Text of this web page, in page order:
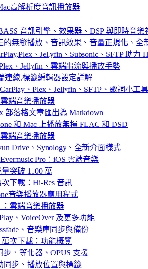
高解析度音訊播放器
音訊引擎、效果器、DSP 與即時音樂
的無縫播放、音訊效果、音量正規化、全
、Jellyfin、Subsonic、SFTP 助力
、Jellyfin、雲端串流與播放手勢
連線,標籤編輯器設定詳解
、Plex、Jellyfin、SFTP、歌詞小工具
雲端音樂播放器
部落格文章匯出為 Markdown
和 Mac 上播放無損 FLAC 和 DSD
雲端音樂播放器
Drive、Synology、全新介面樣式
Pro：iOS 雲端音樂
突破 1100 萬
次下載：Hi-Res 音訊
音樂播放器應用程式
：雲端音樂播放器
、VoiceOver 及更多功能
、音樂庫同步與備份
萬次下載：功能概覽
步、等化器、OPUS 支援
同步、播放位置與標籤